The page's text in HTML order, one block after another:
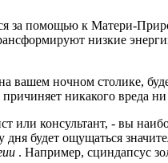
за помощью к Матери-
низкие
вашем ночном столике,
никакого вреда
или консультант, - вы
будет ощущаться
. Например, сциндапсус